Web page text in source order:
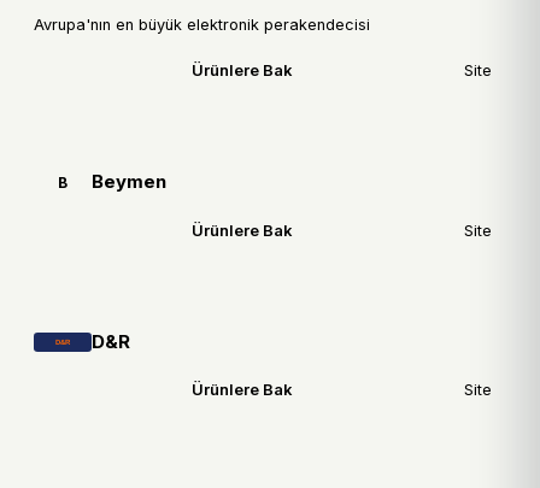
Avrupa'nın en büyük elektronik perakendecisi
Ürünlere Bak Site
B Beymen
Ürünlere Bak Site
D&R
Ürünlere Bak Site